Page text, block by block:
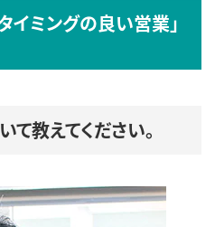
イミングの良い営業」
教えてください。